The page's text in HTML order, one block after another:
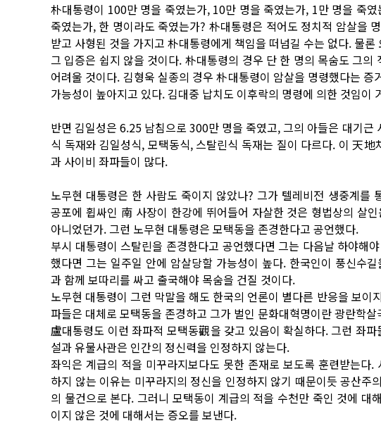
朴대통령이 100만 명을 죽였는가, 10만 명을 죽였는가, 1만 명을 죽
죽였는가, 한 명이라도 죽였는가? 朴대통령은 적어도 정치적 암살을
받고 사형된 것을 가지고 朴대통령에게 책임을 떠넘길 수는 없다. 물
그 입증은 쉽지 않을 것이다. 朴대통령의 경우 단 한 명의 목숨도 그
어려울 것이다. 김형욱 실종의 경우 朴대통령이 암살을 명령했다는
가능성이 높아지고 있다. 김대중 납치도 이후락의 명령에 의한 것임이
반면 김일성은 6.25 남침으로 300만 명을 죽였고, 그의 아들은 대기
식 독재와 김일성식, 모택동식, 스탈린식 독재는 질이 다르다. 이 天
과 사이비 좌파들이 많다.
노무현 대통령은 한 사람도 죽이지 않았나? 그가 텔레비전 생중계를
공포에 휩싸인 南 사장이 한강에 뛰어들어 자살한 것은 형법상의 살
아니었던가. 그런 노무현 대통령은 모택동을 존경한다고 공언했다.
부시 대통령이 스탈린을 존경한다고 공언했다면 그는 다음날 하야해
했다면 그는 일주일 안에 암살당할 가능성이 높다. 한국인이 풍신수
과 함께 보따리를 싸고 출국해야 목숨을 건질 것이다.
노무현 대통령이 그런 막말을 해도 한국의 언론이 별다른 반응을 보
파들은 대체로 모택동을 존경하고 그가 벌인 문화대혁명이란 광란학
盧대통령도 이런 좌파적 모택동觀을 갖고 있음이 확실하다. 그런 좌
설과 유물사관은 인간의 정신력을 인정하지 않는다.
좌익은 계급의 적을 미꾸라지보다도 못한 존재로 보도록 훈련받는다
하지 않는 이유는 미꾸라지의 정신을 인정하지 않기 때문이듯 공산
의 물건으로 본다. 그러니 모택동이 계급의 적을 수천만 죽인 것에 대
이지 않은 것에 대해서는 증오를 보낸다.